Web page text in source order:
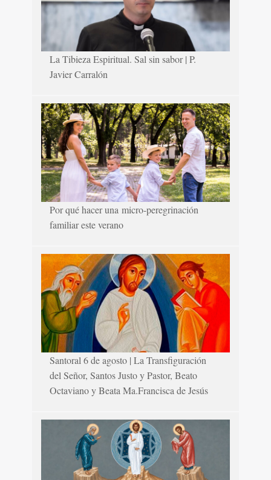
La Tibieza Espiritual. Sal sin sabor | P.
Javier Carralón
Por qué hacer una micro-peregrinación
familiar este verano
Santoral 6 de agosto | La Transfiguración
del Señor, Santos Justo y Pastor, Beato
Octaviano y Beata Ma.Francisca de Jesús